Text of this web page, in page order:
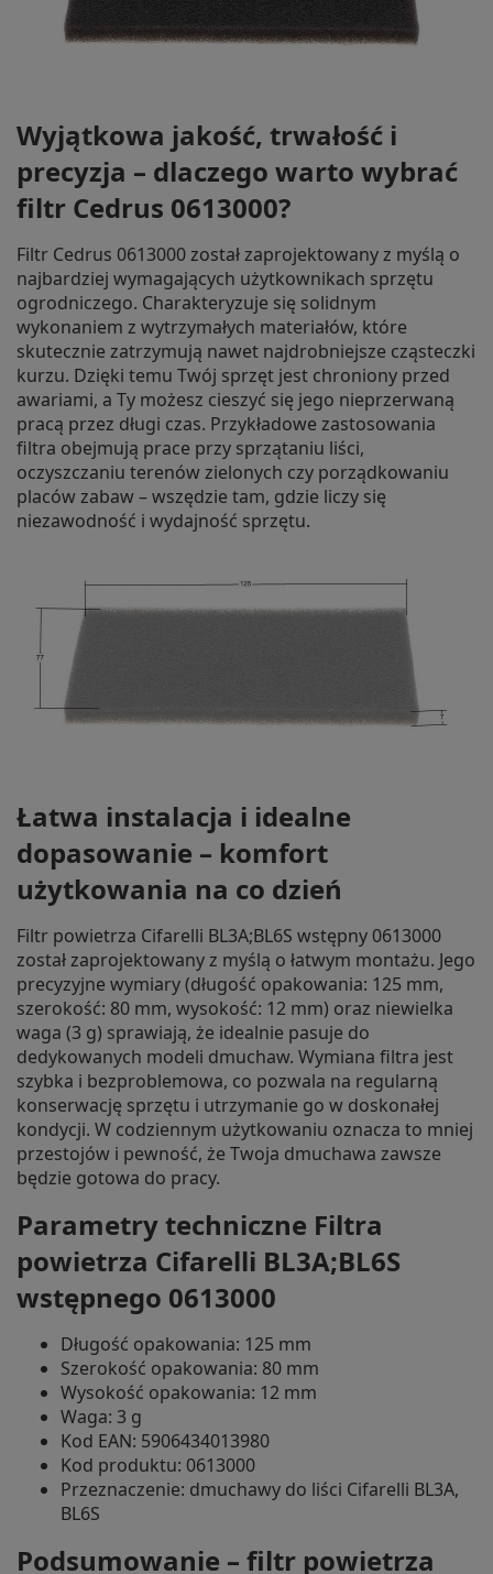
Wyjątkowa jakość, trwałość i
precyzja – dlaczego warto wybrać
filtr Cedrus 0613000?
Filtr Cedrus 0613000 został zaprojektowany z myślą o
najbardziej wymagających użytkownikach sprzętu
ogrodniczego. Charakteryzuje się solidnym
wykonaniem z wytrzymałych materiałów, które
skutecznie zatrzymują nawet najdrobniejsze cząsteczki
kurzu. Dzięki temu Twój sprzęt jest chroniony przed
awariami, a Ty możesz cieszyć się jego nieprzerwaną
pracą przez długi czas. Przykładowe zastosowania
filtra obejmują prace przy sprzątaniu liści,
oczyszczaniu terenów zielonych czy porządkowaniu
placów zabaw – wszędzie tam, gdzie liczy się
niezawodność i wydajność sprzętu.
Łatwa instalacja i idealne
dopasowanie – komfort
użytkowania na co dzień
Filtr powietrza Cifarelli BL3A;BL6S wstępny 0613000
został zaprojektowany z myślą o łatwym montażu. Jego
precyzyjne wymiary (długość opakowania: 125 mm,
szerokość: 80 mm, wysokość: 12 mm) oraz niewielka
waga (3 g) sprawiają, że idealnie pasuje do
dedykowanych modeli dmuchaw. Wymiana filtra jest
szybka i bezproblemowa, co pozwala na regularną
konserwację sprzętu i utrzymanie go w doskonałej
kondycji. W codziennym użytkowaniu oznacza to mniej
przestojów i pewność, że Twoja dmuchawa zawsze
będzie gotowa do pracy.
Parametry techniczne Filtra
powietrza Cifarelli BL3A;BL6S
wstępnego 0613000
Długość opakowania: 125 mm
Szerokość opakowania: 80 mm
Wysokość opakowania: 12 mm
Waga: 3 g
Kod EAN: 5906434013980
Kod produktu: 0613000
Przeznaczenie: dmuchawy do liści Cifarelli BL3A,
BL6S
Podsumowanie – filtr powietrza